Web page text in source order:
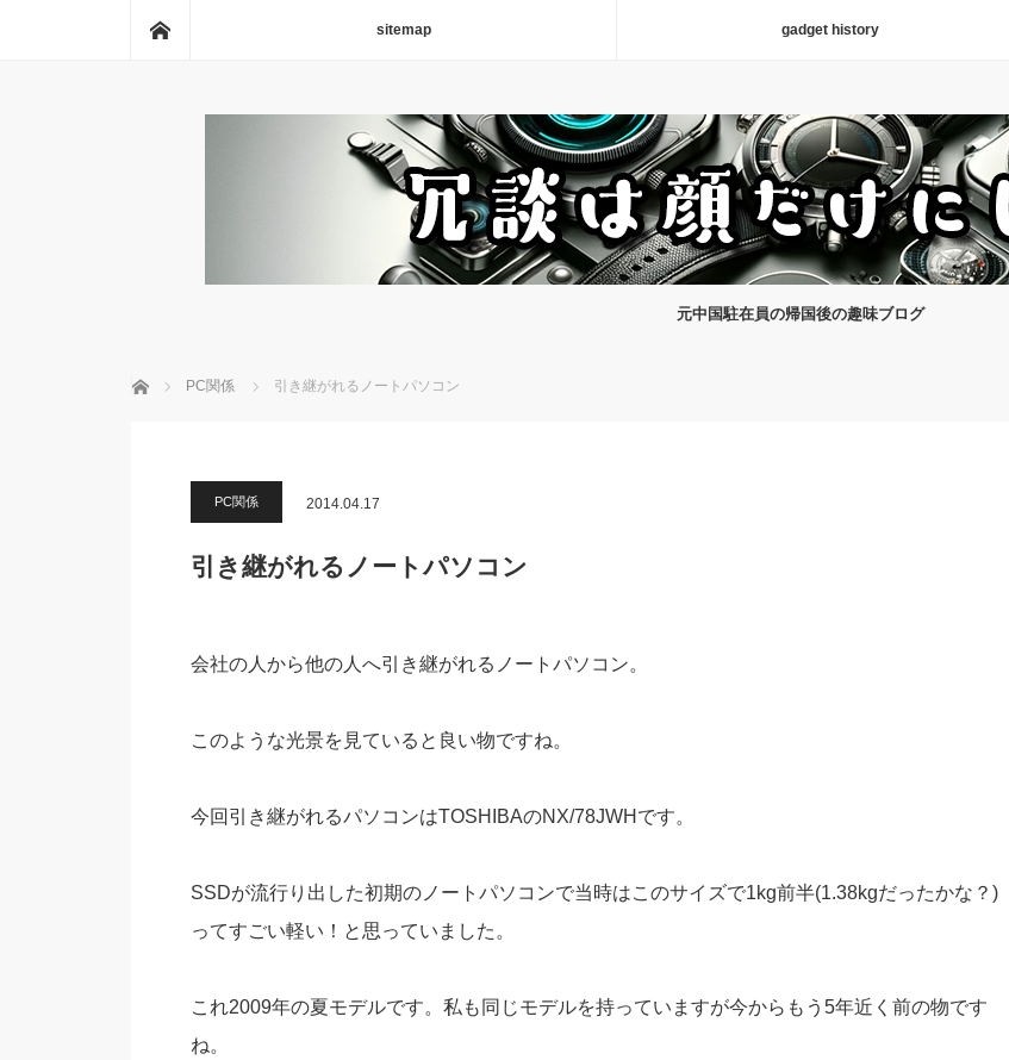
sitemap gadget history
元中国駐在員の帰国後の趣味ブログ
ホーム PC関係 引き継がれるノートパソコン
PC関係 2014.04.17
引き継がれるノートパソコン
会社の人から他の人へ引き継がれるノートパソコン。
このような光景を見ていると良い物ですね。
今回引き継がれるパソコンはTOSHIBAのNX/78JWHです。
SSDが流行り出した初期のノートパソコンで当時はこのサイズで1kg前半(1.38kgだったかな？)
ってすごい軽い！と思っていました。
これ2009年の夏モデルです。私も同じモデルを持っていますが今からもう5年近く前の物です
ね。